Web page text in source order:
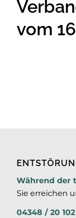
vom
Während der
Sie erreichen
04348 / 20